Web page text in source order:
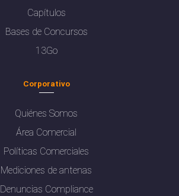
Capítulos
Bases de Concursos
13Go
Corporativo
Quiénes Somos
Área Comercial
Políticas Comerciales
Mediciones de antenas
Denuncias Compliance